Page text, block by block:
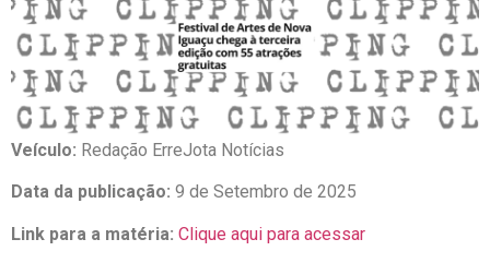
Veículo: Redação ErreJota Notícias
Data da publicação: 9 de Setembro de 2025
Link para a matéria: Clique aqui para acessar